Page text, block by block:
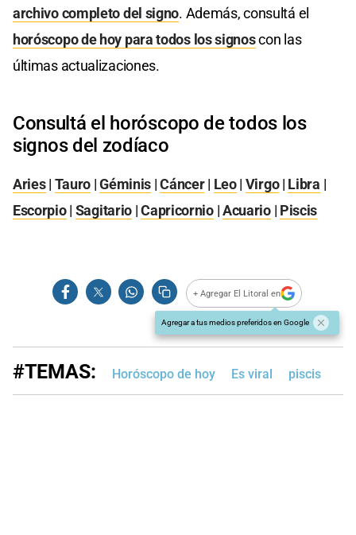
archivo completo del signo. Además, consultá el
horóscopo de hoy para todos los signoscon las
últimas actualizaciones.
Consultá el horóscopo de todos los
signos del zodíaco
Aries| Tauro |Géminis |Cáncer| Leo| Virgo| Libra |
Escorpio| Sagitario |Capricornio|Acuario| Piscis
+ Agregar El Litoral en
Agregar a tus medios preferidos en Google
#TEMAS: Horóscopo de hoy Es viral piscis